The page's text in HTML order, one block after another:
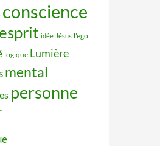
conscience
esprit idée Jésus l'ego
logique Lumière
mental
personne